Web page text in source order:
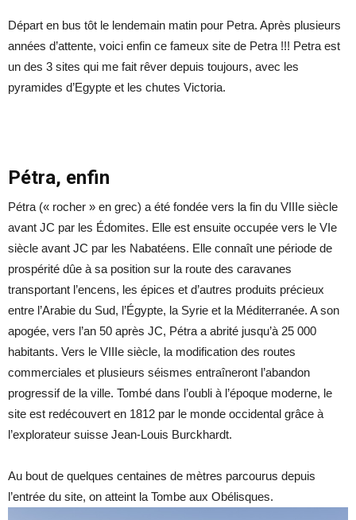
Départ en bus tôt le lendemain matin pour Petra. Après plusieurs
années d’attente, voici enfin ce fameux site de Petra !!! Petra est
un des 3 sites qui me fait rêver depuis toujours, avec les
pyramides d’Egypte et les chutes Victoria.
Pétra, enfin
Pétra (« rocher » en grec) a été fondée vers la fin du VIIIe siècle
avant JC par les Édomites. Elle est ensuite occupée vers le VIe
siècle avant JC par les Nabatéens. Elle connaît une période de
prospérité dûe à sa position sur la route des caravanes
transportant l’encens, les épices et d’autres produits précieux
entre l’Arabie du Sud, l’Égypte, la Syrie et la Méditerranée. A son
apogée, vers l’an 50 après JC, Pétra a abrité jusqu’à 25 000
habitants. Vers le VIIIe siècle, la modification des routes
commerciales et plusieurs séismes entraîneront l’abandon
progressif de la ville. Tombé dans l’oubli à l’époque moderne, le
site est redécouvert en 1812 par le monde occidental grâce à
l’explorateur suisse Jean-Louis Burckhardt.
Au bout de quelques centaines de mètres parcourus depuis
l’entrée du site, on atteint la Tombe aux Obélisques.